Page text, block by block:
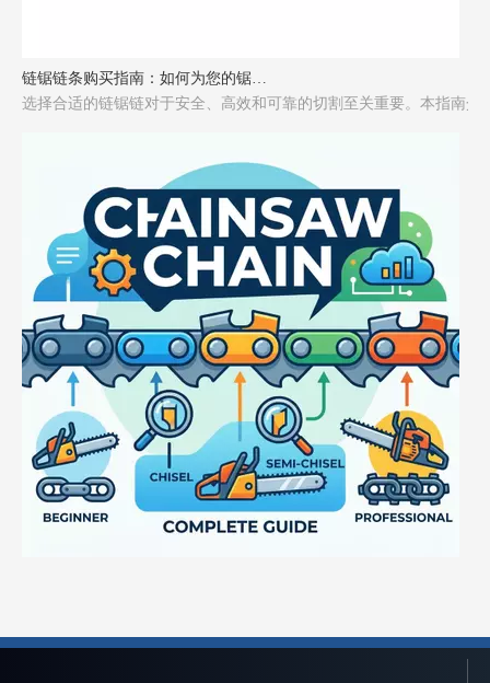
选择合适的链锯链对于安全、高效和可靠的切割至关重要。本指南